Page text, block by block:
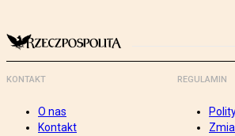
KONTAKT
O nas
Kontakt
REGULAMIN